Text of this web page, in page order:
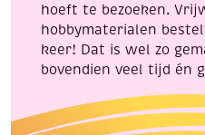
hoeft te bezoeken.
hobbymaterialen
keer! Dat is wel zo
bovendien veel tijd én